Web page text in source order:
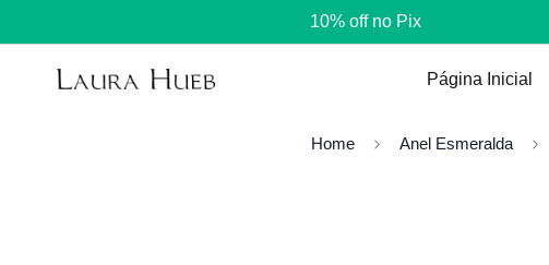
10% off no Pix
Página Inicial
Home Anel Esmeralda